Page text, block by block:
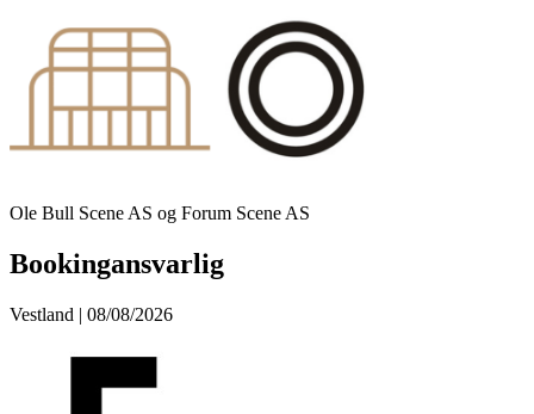
Ole Bull Scene AS og Forum Scene AS
Bookingansvarlig
Vestland | 08/08/2026